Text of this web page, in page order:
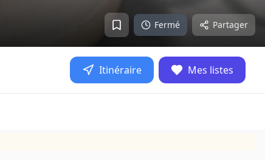
Fermé Partager
Itinéraire Mes listes